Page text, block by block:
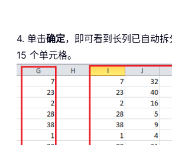
4. 单击确定，即可看到长列已自动
15 个单元格。